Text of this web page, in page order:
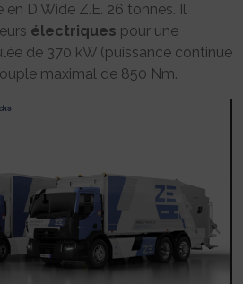
D Wide Z.E. 26 tonnes. Il
électriques pour une
de 370 kW (puissance continue
maximal de 850 Nm.